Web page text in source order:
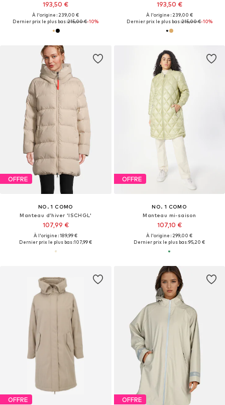
193,50 €
À l'origine : 239,00 €
Dernier prix le plus bas :215,00 €-10%
193,50 €
À l'origine : 239,00 €
Dernier prix le plus bas :215,00 €-10%
OFFRE
NO. 1 COMO
Manteau d’hiver 'ISCHGL'
107,99 €
À l'origine : 189,99 €
Dernier prix le plus bas :107,99 €
OFFRE
NO. 1 COMO
Manteau mi-saison
107,10 €
À l'origine : 299,00 €
Dernier prix le plus bas :95,20 €
OFFRE OFFRE